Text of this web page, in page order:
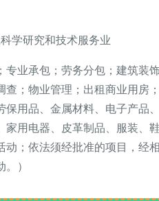
学研究和技术服务业
业承包；劳务分包；建筑装
；物业管理；出租商业用房
用品、金属材料、电子产品
用电器、皮革制品、服装、
；依法须经批准的项目，经
）